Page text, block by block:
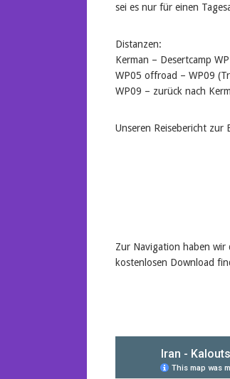
sei es nur für einen
Distanzen:
Kerman – Desertcamp
WP05 offroad – WP09
WP09 – zurück nach
Unseren Reisebericht
Zur Navigation haben wir
kostenlosen Download